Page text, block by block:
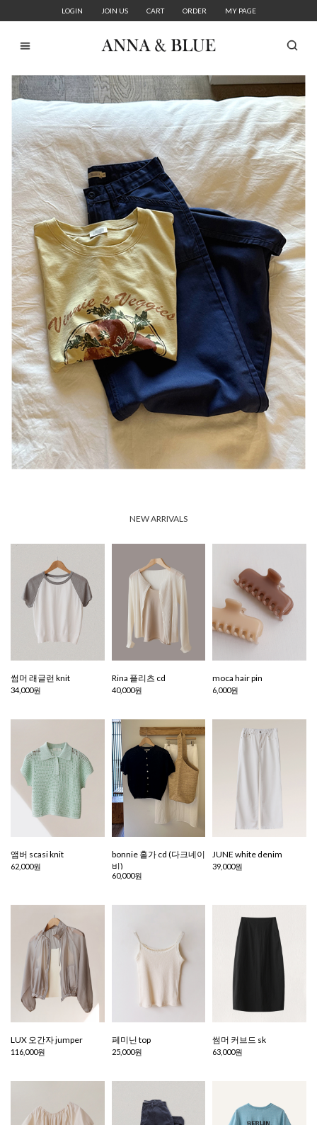
LOGIN JOIN US CART ORDER MY PAGE
NEW ARRIVALS
썸머 래글런 knit
34,000원
Rina 플리츠 cd
40,000원
moca hair pin
6,000원
앰버 scasi knit
62,000원
bonnie 홀가 cd (다크네이
비)
60,000원
JUNE white denim
39,000원
LUX 오간자 jumper
116,000원
페미닌 top
25,000원
썸머 커브드 sk
63,000원